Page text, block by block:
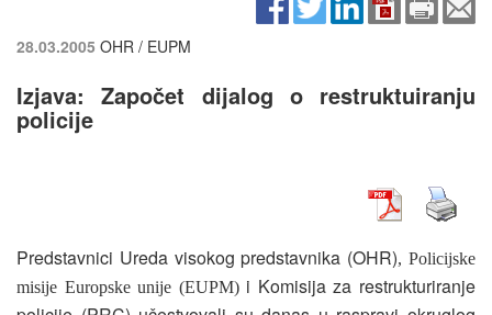
28.03.2005 OHR / EUPM
Izjava: Započet dijalog o restruktuiranju
policije
Predstavnici Ureda visokog predstavnika (OHR), Policijske
misije Europske unije (EUPM)i Komisija za restrukturiranje